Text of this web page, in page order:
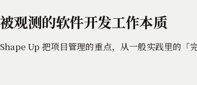
被观测的软件开发工作本质
Shape Up 把项目管理的重点，从一般实践里的「